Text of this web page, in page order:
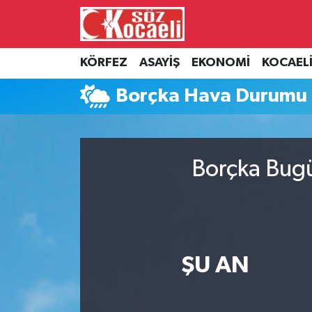
KÖRFEZ ASAYİŞ EKONOMİ KOCAELİ
Borçka Hava Durumu
Borçka
ŞU AN
Kocaeli Nöbetçi Eczaneler
Kocaeli Hava Durumu
Kocaeli Trafik Yoğunluk Haritası